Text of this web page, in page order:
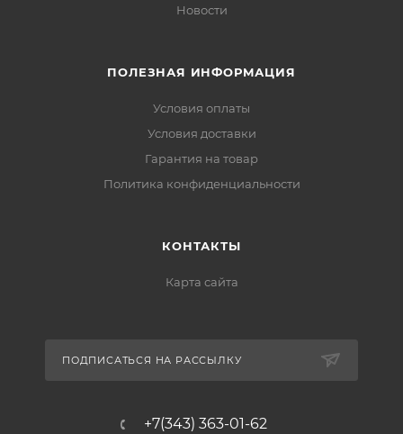
Новости
ПОЛЕЗНАЯ ИНФОРМАЦИЯ
Условия оплаты
Условия доставки
Гарантия на товар
Политика конфиденциальности
КОНТАКТЫ
Карта сайта
ПОДПИСАТЬСЯ НА РАССЫЛКУ
+7(343) 363-01-62